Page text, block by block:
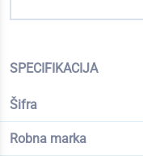
SPECIFIKACIJA
Šifra
Robna marka